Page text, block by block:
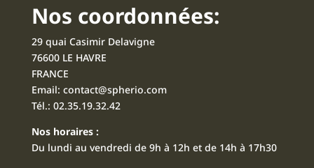
Nos coordonnées:
29 quai Casimir Delavigne
76600 LE HAVRE
FRANCE
Email: contact@spherio.com
Tél.: 02.35.19.32.42
Nos horaires :
Du lundi au vendredi de 9h à 12h et de 14h à 17h30